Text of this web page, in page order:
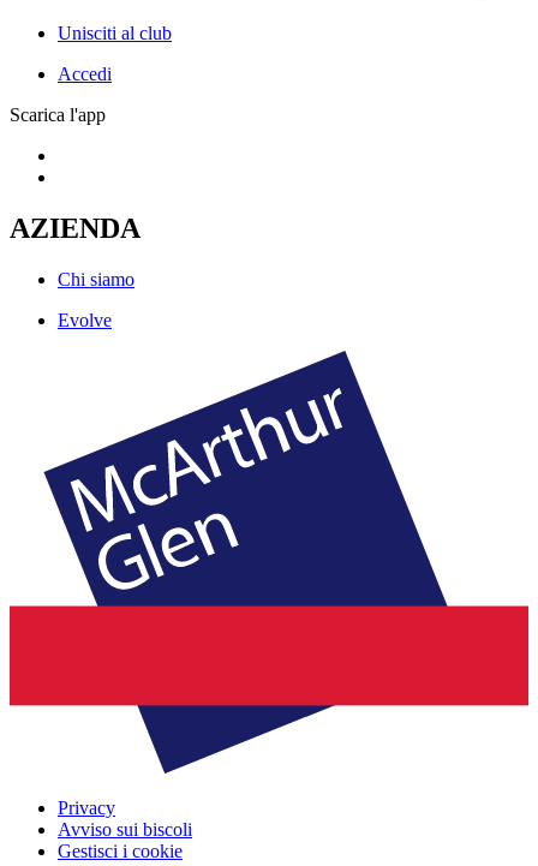
Unisciti al club
Accedi
Scarica l'app
AZIENDA
Chi siamo
Evolve
Privacy
Avviso sui biscoli
Gestisci i cookie